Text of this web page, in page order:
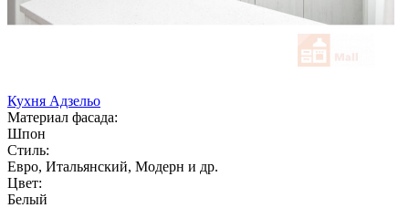
Кухня Адзельо
Материал фасада:
Шпон
Стиль:
Евро, Итальянский, Модерн и др.
Цвет:
Белый